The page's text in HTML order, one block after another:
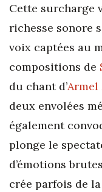
Cette surcharge
richesse sonore
voix captées au
compositions de
du chant d’Armel
deux envolées
également
plonge le
d’émotions
crée parfois de